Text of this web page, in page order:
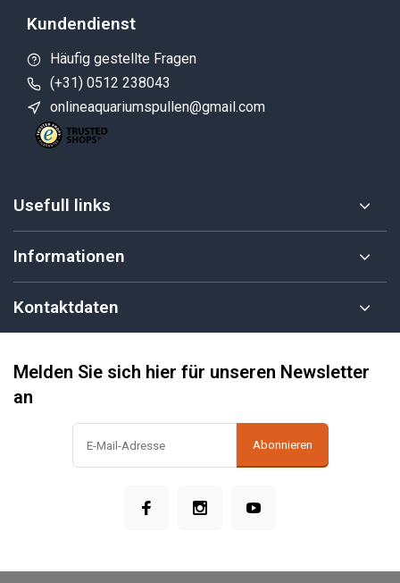
Kundendienst
Häufig gestellte Fragen
(+31) 0512 238043
onlineaquariumspullen@gmail.com
Usefull links
Informationen
Kontaktdaten
Melden Sie sich hier für unseren Newsletter
an
Abonnieren